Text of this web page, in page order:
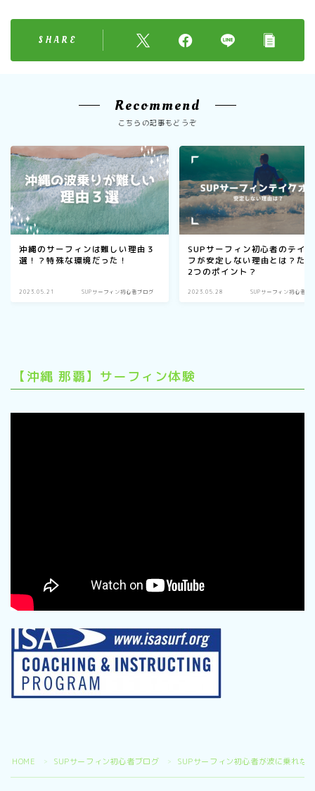
SHARE
Recommend
こちらの記事もどうぞ
沖縄のサーフィンは難しい理由３
選！？特殊な環境だった！
2023.05.21 SUPサーフィン初心者ブログ
SUPサーフィン初心者のテイ
フが安定しない理由とは？た
2つのポイント？
2023.05.28 SUPサーフィン初心者ブ
【沖縄 那覇】サーフィン体験
HOME ＞ SUPサーフィン初心者ブログ ＞ SUPサーフィン初心者が波に乗れな